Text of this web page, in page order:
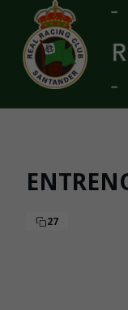
Skip to main content
27